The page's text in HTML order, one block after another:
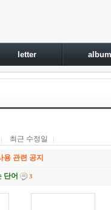
letter album
최근 수정일
관련 공지
단어 3